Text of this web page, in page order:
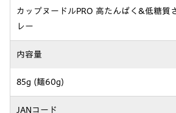
カップヌードルPRO 高たんぱく&低糖質
レー
内容量
85g (麺60g)
JANコード